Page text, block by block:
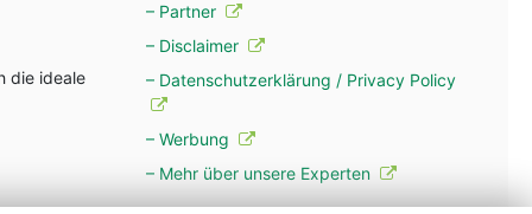
die ideale
– Partner
– Disclaimer
– Datenschutzerklärung / Privacy Policy
– Werbung
– Mehr über unsere Experten